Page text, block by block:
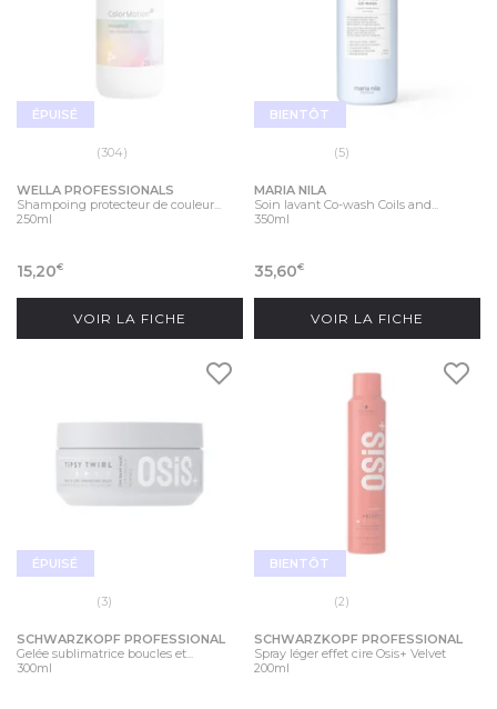
ÉPUISÉ
(304)
WELLA PROFESSIONALS
Shampoing protecteur de couleur...
250ml
15,20€
VOIR LA FICHE
BIENTÔT
(5)
MARIA NILA
Soin lavant Co-wash Coils and...
350ml
35,60€
VOIR LA FICHE
ÉPUISÉ
(3)
SCHWARZKOPF PROFESSIONAL
Gelée sublimatrice boucles et...
300ml
BIENTÔT
(2)
SCHWARZKOPF PROFESSIONAL
Spray léger effet cire Osis+ Velvet
200ml